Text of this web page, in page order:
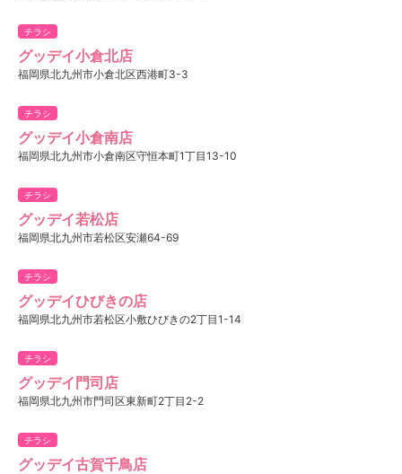
チラシ
グッデイ小倉北店
福岡県北九州市小倉北区西港町3-3
チラシ
グッデイ小倉南店
福岡県北九州市小倉南区守恒本町1丁目13-10
チラシ
グッデイ若松店
福岡県北九州市若松区安瀬64-69
チラシ
グッデイひびきの店
福岡県北九州市若松区小敷ひびきの2丁目1-14
チラシ
グッデイ門司店
福岡県北九州市門司区東新町2丁目2-2
チラシ
グッデイ古賀千鳥店